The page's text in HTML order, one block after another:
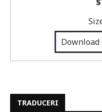
Download
TRADUCERI